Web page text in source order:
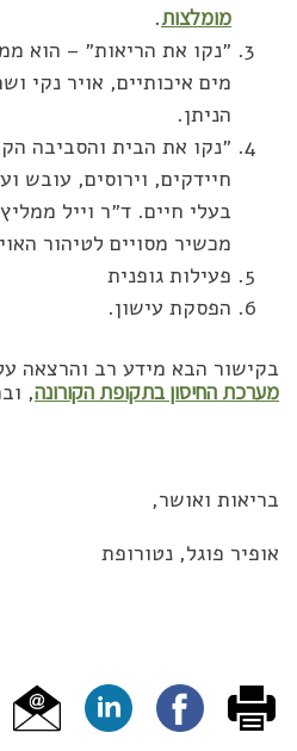
מומלצות.
״נקו את הריאות״ – הוא
מים איכותיים, אויר נקי
הניתן.
״נקו את הבית והסביבה
חיידקים, וירוסים, עובש
בעלי חיים. ד״ר וייל
מכשיר מסויים לטיהור
פעילות גופנית
הפסקת עישון.
בקישור הבא מידע רב והרצאה
מערכת החיסון בתקופת הקורונה,
בריאות ואושר,
אופיר פוגל, נטורופת